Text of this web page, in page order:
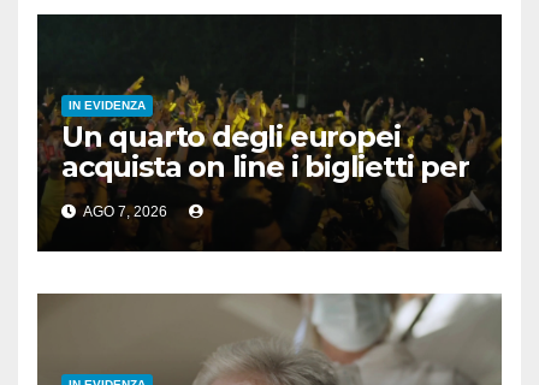
IN EVIDENZA
Un quarto degli europei
acquista on line i biglietti per
gli spettacoli
AGO 7, 2026